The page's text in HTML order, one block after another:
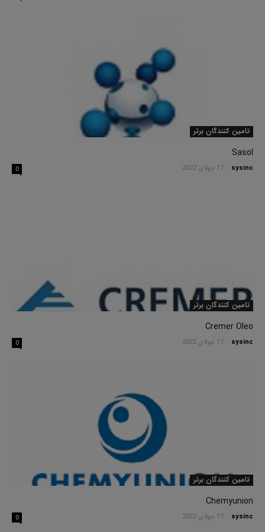
تامین کنندگان برتر
Sasol
sysinc 17 جولای 2022 0
تامین کنندگان برتر
Cremer Oleo
sysinc 17 جولای 2022 0
تامین کنندگان برتر
Chemyunion
sysinc 17 جولای 2022 0